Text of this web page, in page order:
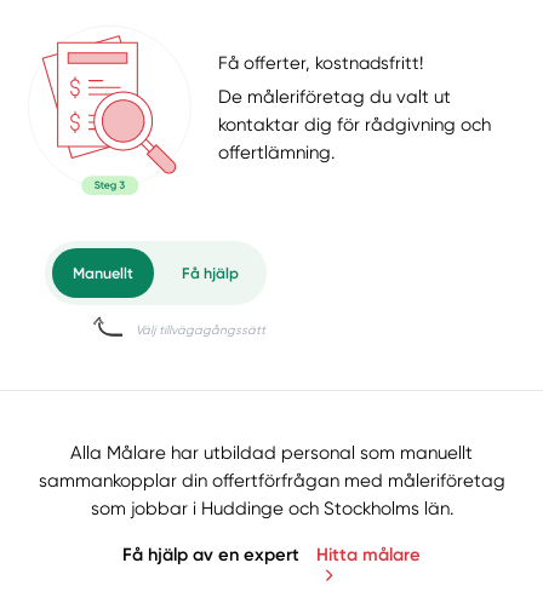
Få offerter, kostnadsfritt!
De måleriföretag du valt ut
kontaktar dig för rådgivning och
offertlämning.
Alla Målare har utbildad personal som manuellt
sammankopplar din offertförfrågan med måleriföretag
som jobbar i Huddinge och Stockholms län.
Få hjälp av en expert Hitta målare